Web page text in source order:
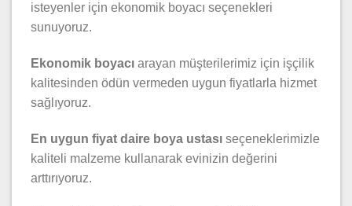
isteyenler için ekonomik boyacı seçenekleri
sunuyoruz.
Ekonomik boyacı arayan müşterilerimiz için işçilik
kalitesinden ödün vermeden uygun fiyatlarla hizmet
sağlıyoruz.
En uygun fiyat daire boya ustası seçeneklerimizle
kaliteli malzeme kullanarak evinizin değerini
arttırıyoruz.